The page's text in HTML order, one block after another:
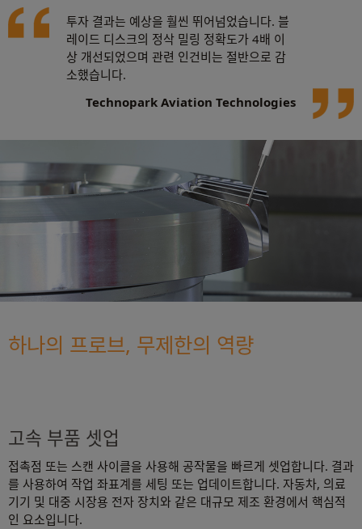
투자 결과는 예상을 훨씬 뛰어넘었습니다. 블
레이드 디스크의 정삭 밀링 정확도가 4배 이
상 개선되었으며 관련 인건비는 절반으로 감
소했습니다.
Technopark Aviation Technologies
하나의 프로브, 무제한의 역량
고속 부품 셋업
접촉점 또는 스캔 사이클을 사용해 공작물을 빠르게 셋업합니다. 결과
를 사용하여 작업 좌표계를 세팅 또는 업데이트합니다. 자동차, 의료
기기 및 대중 시장용 전자 장치와 같은 대규모 제조 환경에서 핵심적
인 요소입니다.